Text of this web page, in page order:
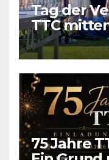
Tag der
TTC
75 Jahre